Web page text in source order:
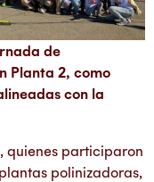
de
Planta 2, como
con la
quienes participaron
polinizadoras,